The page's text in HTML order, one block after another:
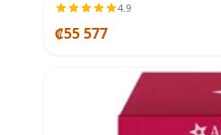
4.9
₡55 577